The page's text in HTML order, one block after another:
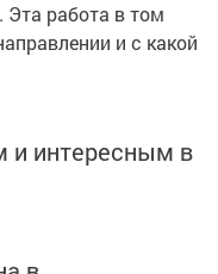
работа в том
и с какой
интересным в